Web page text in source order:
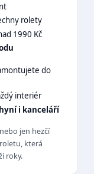
rolety
1990 Kč
do
interiér
i kanceláří
jen hezčí
která
roky.